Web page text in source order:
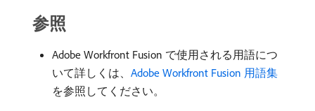
参照
Adobe Workfront Fusion で使用される用語につ
いて詳しくは、 Adobe Workfront Fusion 用語集
を参照してください。